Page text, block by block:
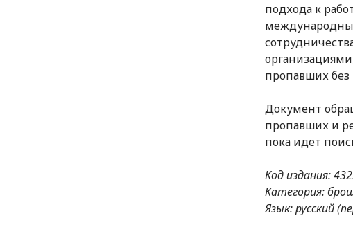
подхода к
пропавших без
Документ
пропавших и
пока идет
Код издания:
Категория:
Язык: русский